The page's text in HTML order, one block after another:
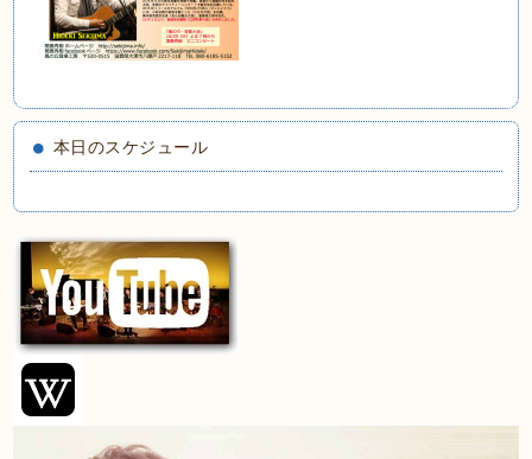
本日のスケジュール